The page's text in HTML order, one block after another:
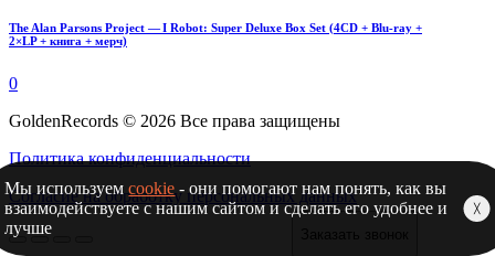
The Alan Parsons Project — I Robot: Super Deluxe Box Set (4CD + Blu-ray +
2×LP + книга + мерч)
0
GoldenRecords © 2026 Все права защищены
Политика конфиденциальности
Согласие на обработку персональных данных
Мы используемcookie - они помогают нам понять, как вы
взаимодействуете с нашим сайтом и сделать его удобнее и
лучше
╳